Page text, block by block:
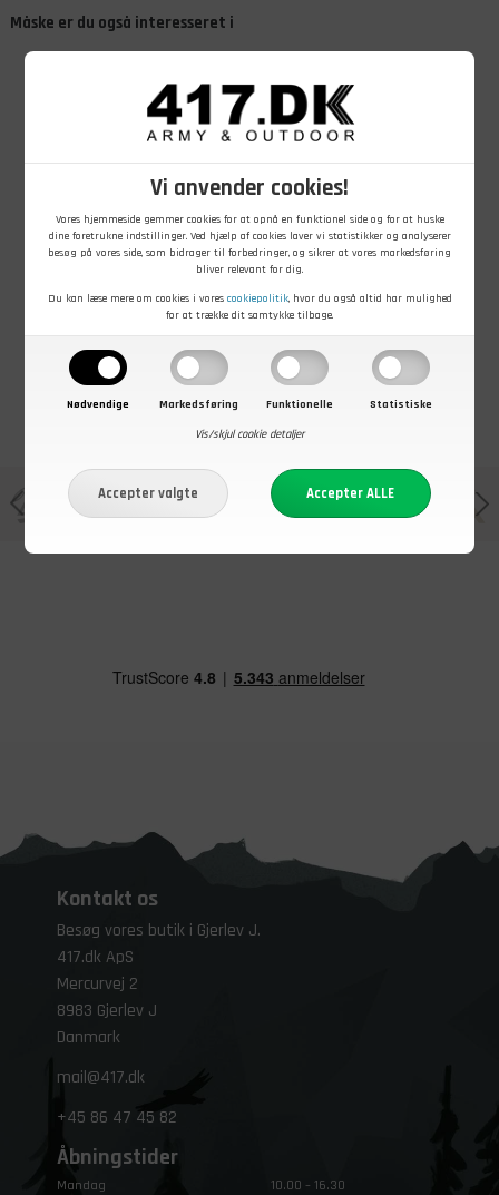
Vi anvender cookies!
Vores hjemmeside gemmer cookies for at opnå en funktionel side og for at huske
dine foretrukne indstillinger. Ved hjælp af cookies laver vi statistikker og analyserer
besøg på vores side, som bidrager til forbedringer, og sikrer at vores markedsføring
bliver relevant for dig.
Du kan læse mere om cookies i vores cookiepolitik, hvor du også altid har mulighed
for at trække dit samtykke tilbage.
Nødvendige Markedsføring Funktionelle
Statistiske
Vis/skjul cookie detaljer
Måske er du også interesseret i
1.549,00DKK
Merrell Rogue
Tactical GTX
På lager - Køb nu
1.139,00DKK
5.11 Tactical A/T
Mid Vandtæt
Støvle
På lager - Køb nu
1.799,00DKK
Pinewood
Hunting &
Mid, WP
På lager - Køb nu
Kontakt os
Besøg vores butik i Gjerlev J.
417.dk ApS
Mercurvej 2
8983 Gjerlev J
Danmark
mail@417.dk
+45 86 47 45 82
Åbningstider
Mandag
10.00 – 16.30